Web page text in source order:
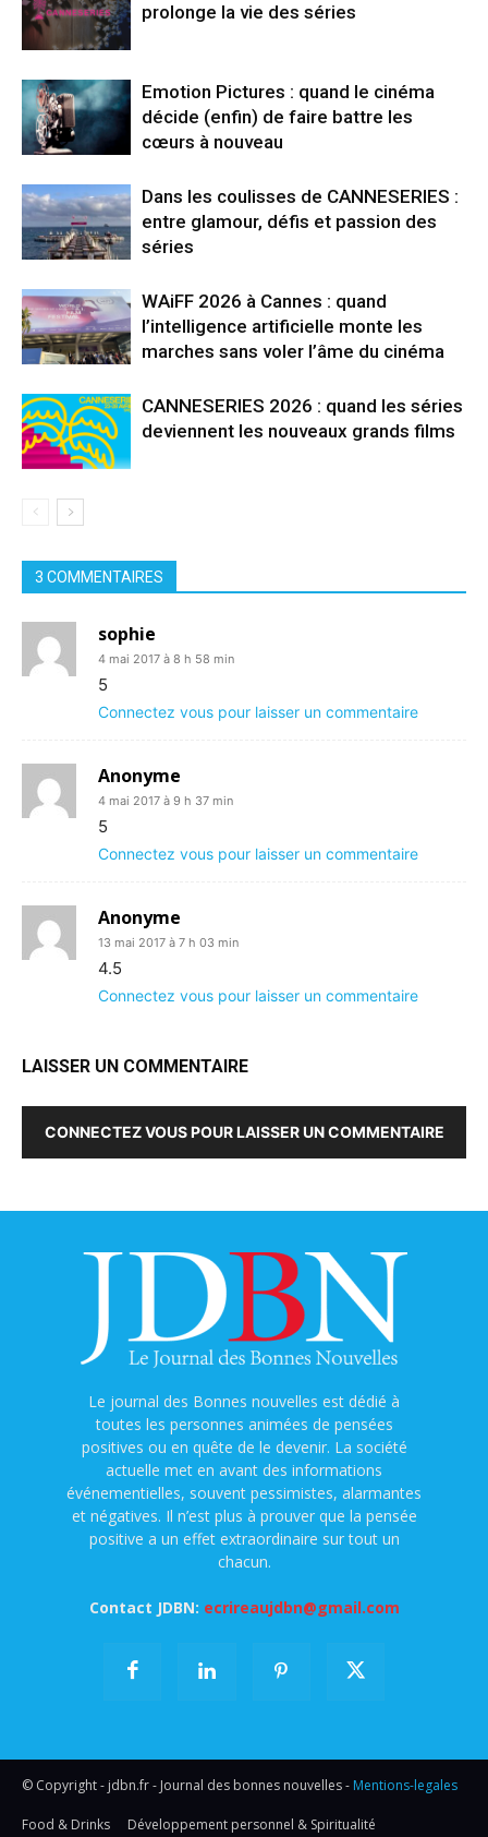
prolonge la vie des séries
Emotion Pictures : quand le cinéma
décide (enfin) de faire battre les
cœurs à nouveau
Dans les coulisses de CANNESERIES :
entre glamour, défis et passion des
séries
WAiFF 2026 à Cannes : quand
l’intelligence artificielle monte les
marches sans voler l’âme du cinéma
CANNESERIES 2026 : quand les séries
deviennent les nouveaux grands films
3 COMMENTAIRES
sophie
4 mai 2017 à 8 h 58 min
5
Connectez vous pour laisser un commentaire
Anonyme
4 mai 2017 à 9 h 37 min
5
Connectez vous pour laisser un commentaire
Anonyme
13 mai 2017 à 7 h 03 min
4.5
Connectez vous pour laisser un commentaire
LAISSER UN COMMENTAIRE
CONNECTEZ VOUS POUR LAISSER UN COMMENTAIRE
Le journal des Bonnes nouvelles est dédié à
toutes les personnes animées de pensées
positives ou en quête de le devenir. La société
actuelle met en avant des informations
événementielles, souvent pessimistes, alarmantes
et négatives. Il n’est plus à prouver que la pensée
positive a un effet extraordinaire sur tout un
chacun.
Contact JDBN: ecrireaujdbn@gmail.com
© Copyright - jdbn.fr - Journal des bonnes nouvelles - Mentions-legales
Food & Drinks Développement personnel & Spiritualité